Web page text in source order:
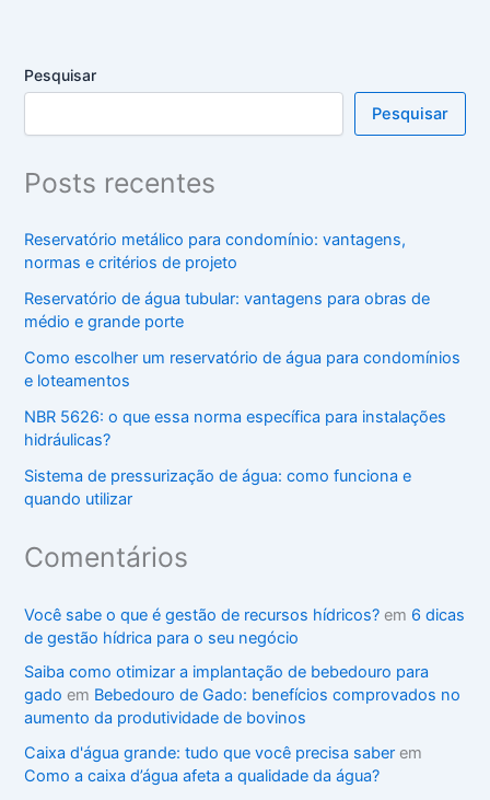
Pesquisar
Pesquisar
Posts recentes
Reservatório metálico para condomínio: vantagens,
normas e critérios de projeto
Reservatório de água tubular: vantagens para obras de
médio e grande porte
Como escolher um reservatório de água para condomínios
e loteamentos
NBR 5626: o que essa norma específica para instalações
hidráulicas?
Sistema de pressurização de água: como funciona e
quando utilizar
Comentários
Você sabe o que é gestão de recursos hídricos? em 6 dicas
de gestão hídrica para o seu negócio
Saiba como otimizar a implantação de bebedouro para
gado em Bebedouro de Gado: benefícios comprovados no
aumento da produtividade de bovinos
Caixa d'água grande: tudo que você precisa saber em
Como a caixa d’água afeta a qualidade da água?